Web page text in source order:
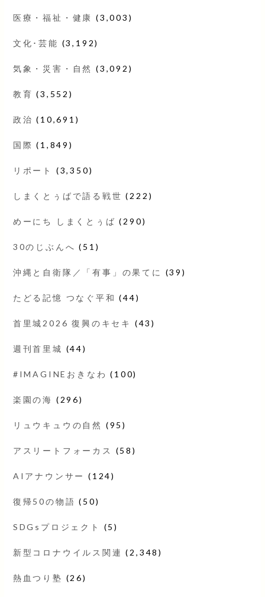
医療・福祉・健康 (3,003)
文化･芸能 (3,192)
気象・災害・自然 (3,092)
教育 (3,552)
政治 (10,691)
国際 (1,849)
リポート (3,350)
しまくとぅばで語る戦世 (222)
めーにち しまくとぅば (290)
30のじぶんへ (51)
沖縄と自衛隊／「有事」の果てに (39)
たどる記憶 つなぐ平和 (44)
首里城2026 復興のキセキ (43)
週刊首里城 (44)
#IMAGINEおきなわ (100)
楽園の海 (296)
リュウキュウの自然 (95)
アスリートフォーカス (58)
AIアナウンサー (124)
復帰50の物語 (50)
SDGsプロジェクト (5)
新型コロナウイルス関連 (2,348)
熱血つり塾 (26)